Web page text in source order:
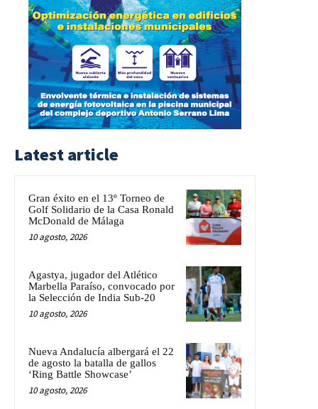
Latest article
Gran éxito en el 13º Torneo de
Golf Solidario de la Casa Ronald
McDonald de Málaga
10 agosto, 2026
Agastya, jugador del Atlético
Marbella Paraíso, convocado por
la Selección de India Sub-20
10 agosto, 2026
Nueva Andalucía albergará el 22
de agosto la batalla de gallos
‘Ring Battle Showcase’
10 agosto, 2026